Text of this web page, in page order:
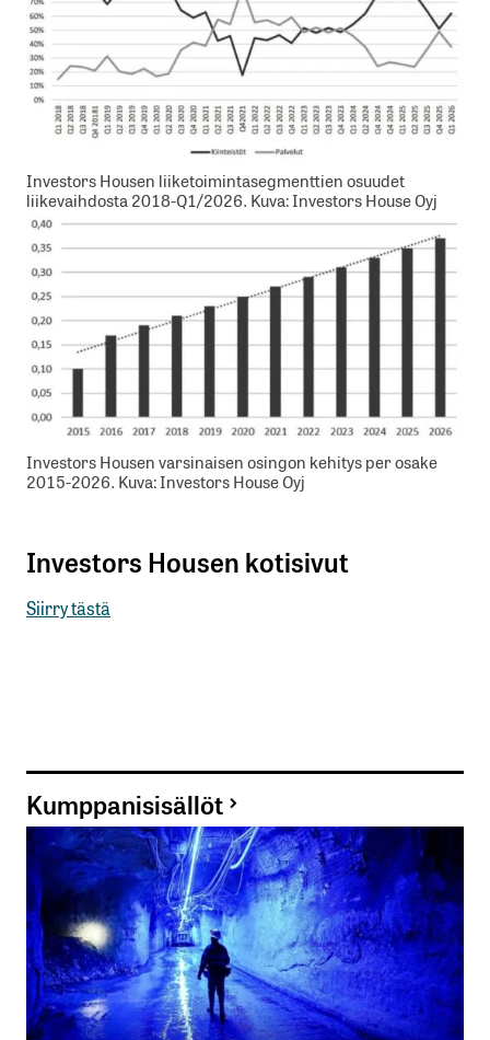
Investors Housen liiketoimintasegmenttien osuudet
liikevaihdosta 2018-Q1/2026. Kuva: Investors House Oyj
Investors Housen varsinaisen osingon kehitys per osake
2015-2026. Kuva: Investors House Oyj
Investors Housen kotisivut
Siirry tästä
Kumppanisisällöt